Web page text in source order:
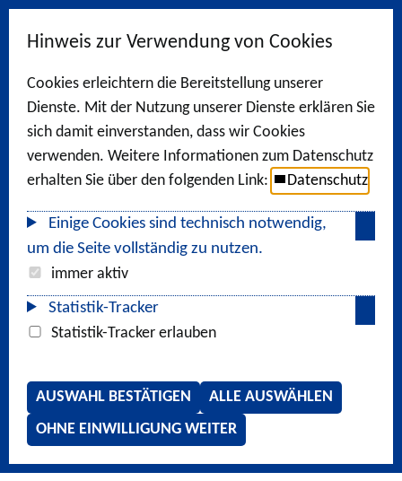
Hinweis zur Verwendung von Cookies
Cookies erleichtern die Bereitstellung unserer
Dienste. Mit der Nutzung unserer Dienste erklären Sie
sich damit einverstanden, dass wir Cookies
verwenden. Weitere Informationen zum Datenschutz
erhalten Sie über den folgenden Link:
Datenschutz
Einige Cookies sind technisch notwendig,
um die Seite vollständig zu nutzen.
immer aktiv
Statistik-Tracker
Statistik-Tracker erlauben
AUSWAHL BESTÄTIGEN
ALLE AUSWÄHLEN
OHNE EINWILLIGUNG WEITER